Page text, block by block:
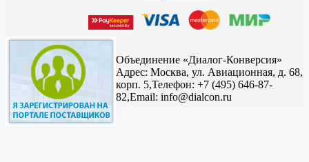
Объединение «Диалог-Конверсия»
Адрес: Москва, ул. Авиационная, д. 68,
корп. 5,Телефон: +7 (495) 646-87-
82,Email: info@dialcon.ru